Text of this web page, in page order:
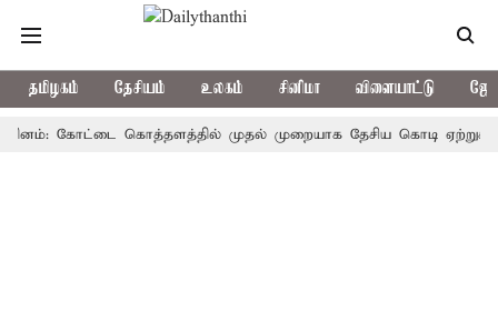
தமிழகம் தேசியம் உலகம் சினிமா விளையாட்டு
கோட்டை கொத்தளத்தில் முதல் முறையாக தேசிய கொடி ஏற்றுகிறார்,